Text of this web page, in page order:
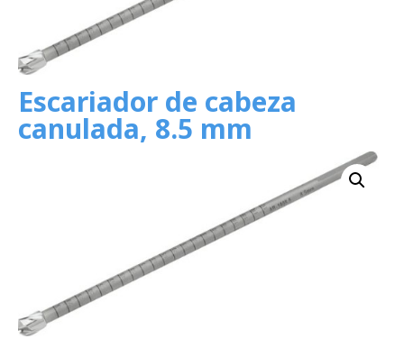
Escariador de cabeza
canulada, 8.5 mm